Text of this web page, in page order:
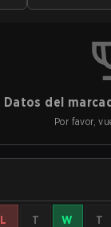
Datos del
Por favor,
L T W T